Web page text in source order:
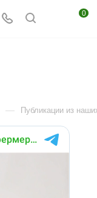
0
— Публикации из